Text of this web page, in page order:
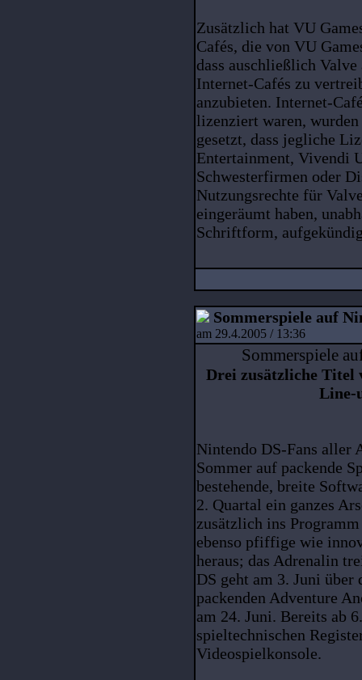
Zusätzlich hat VU
Cafés, die von VU
dass auschließlich
Internet-Cafés zu
anzubieten. Internet-
lizenziert waren,
gesetzt, dass jegliche
Entertainment, Vivendi
Schwesterfirmen oder
Nutzungsrechte für
eingeräumt haben,
Schriftform,
Sommerspiele auf
am 29.4.2005 / 13:36
Sommerspiele
Drei zusätzliche Titel
Line-
Nintendo DS-Fans aller
Sommer auf packende
bestehende, breite
2. Quartal ein ganzes
zusätzlich ins
ebenso pfiffige wie
heraus; das Adrenalin
DS geht am 3. Juni
packenden Adventure
am 24. Juni. Bereits ab
spieltechnischen
Videospielkonsole.